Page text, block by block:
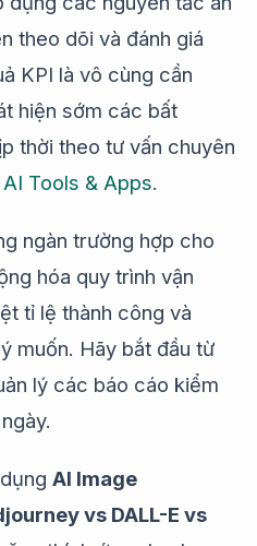
theo dõi và đánh giá
KPI là vô cùng cần
hiện sớm các bất
thời theo tư vấn chuyên
AI Tools & Apps.
ngàn trường hợp cho
hóa quy trình vận
tỉ lệ thành công và
muốn. Hãy bắt đầu từ
lý các báo cáo kiểm
AI Image
vs DALL-E vs